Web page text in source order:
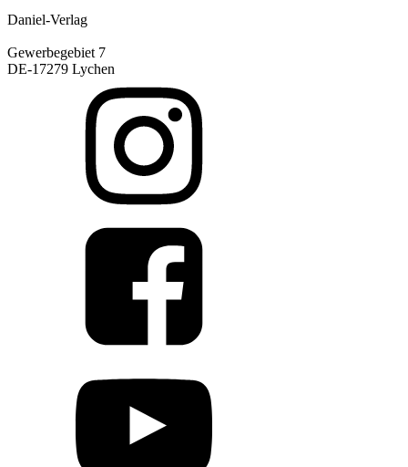
Daniel-Verlag
Gewerbegebiet 7
DE-17279 Lychen